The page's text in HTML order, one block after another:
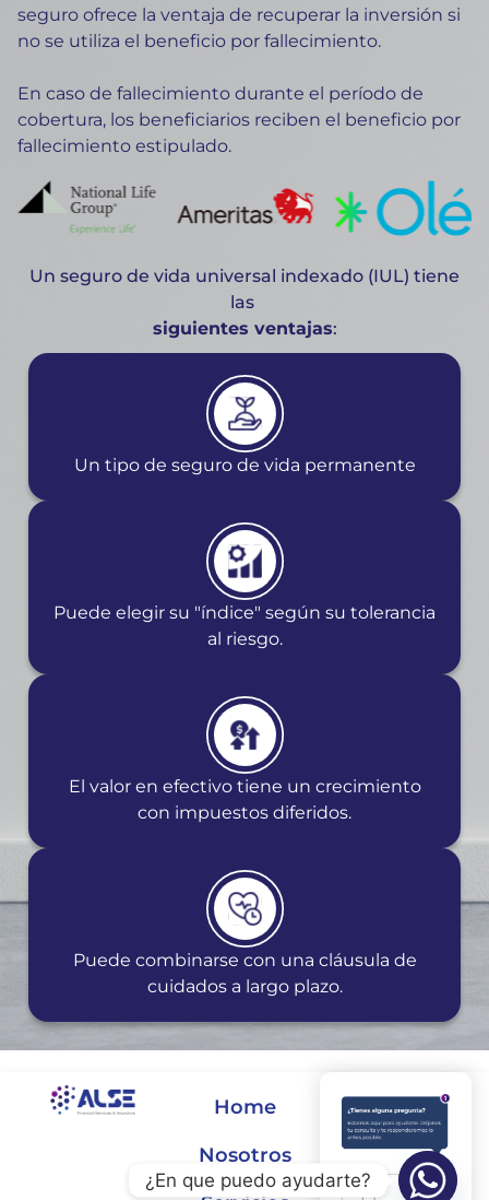
seguro ofrece la ventaja de recuperar la inversión si
no se utiliza el beneficio por fallecimiento.
En caso de fallecimiento durante el período de
cobertura, los beneficiarios reciben el beneficio por
fallecimiento estipulado.
Un seguro de vida universal indexado (IUL) tiene
las
siguientes ventajas:
Un tipo de seguro de vida permanente
Puede elegir su "índice" según su tolerancia
al riesgo.
El valor en efectivo tiene un crecimiento
con impuestos diferidos.
Puede combinarse con una cláusula de
cuidados a largo plazo.
Home
Nosotros
¿En que puedo ayudarte?